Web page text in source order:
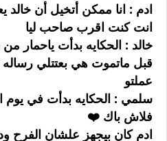
ادم : انا ممكن أتخيل أن خالد
انت كنت اقرب صاحب ليا
خالد : الحكايه بدأت ياحمار من
قبل ماتموت هي بعتتلي رساله
عملتو
سلمي : الحكايه بدأت في يوم
فلاش باك ❤️
ادم كان بيجهز علشان الفرح